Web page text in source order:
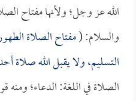
الله عز وجل؛ ولأنها مفتاح
والسلام: (مفتاح الصلاة
التسليم، ولا يقبل الله
الصلاة في اللغة: الدعاء؛